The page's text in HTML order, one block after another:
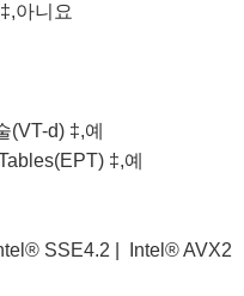
아니요
(VT-d) ‡,예
‡,예
SSE4.2 |  Intel® AVX2